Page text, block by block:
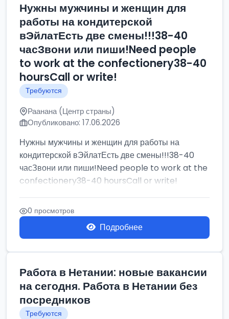
Нужны мужчины и женщин для
работы на кондитерской
вЭйлатЕсть две смены!!!38-40
часЗвони или пиши!Need people
to work at the confectionery38-40
hoursCall or write!
Требуются
Раанана (Центр страны)
Опубликовано: 17.06.2026
Нужны мужчины и женщин для работы на
кондитерской вЭйлатЕсть две смены!!!38-40
часЗвони или пиши!Need people to work at the
confectionery38-40 hoursCall or write!
0 просмотров
Подробнее
Работа в Нетании: новые вакансии
на сегодня. Работа в Нетании без
посредников
Требуются